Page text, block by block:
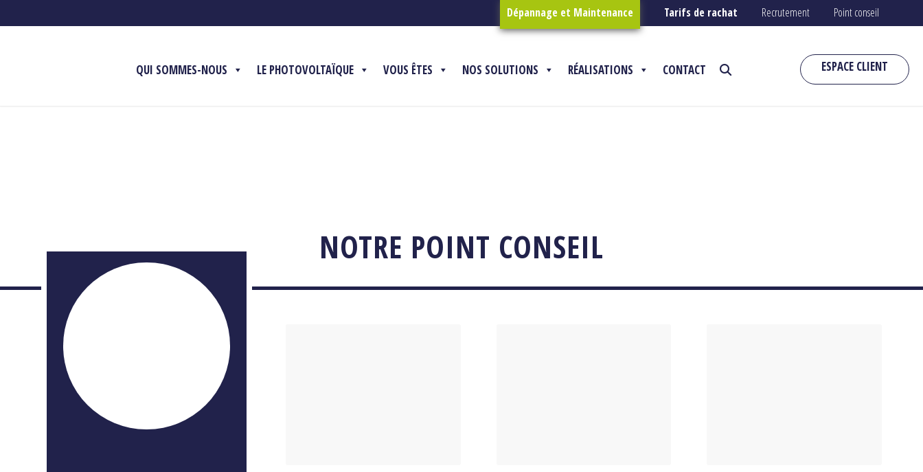
Dépannage et Maintenance Tarifs de rachat Recrutement Point conseil
QUI SOMMES-NOUS LE PHOTOVOLTAÏQUE VOUS ÊTES NOS SOLUTIONS RÉALISATIONS CONTACT ESPACE CLIENT
NOTRE POINT CONSEIL